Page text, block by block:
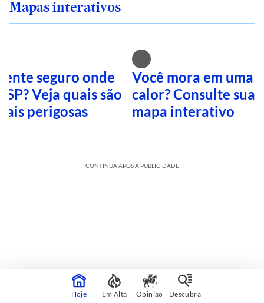
Mapas interativos
seguro onde
SP? Veja quais são
perigosas
Você mora em uma
calor? Consulte sua
mapa interativo
CONTINUA APÓS A PUBLICIDADE
Veja mais
Hoje Em Alta Opinião Descubra